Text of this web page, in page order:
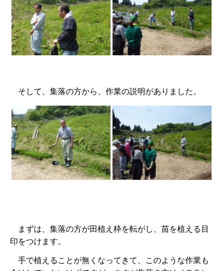
そして、集落の方から、作業の説明がありました。
まずは、集落の方が田植え枠を転がし、苗を植える目
印をつけます。
手で植えることが無くなってきて、このような作業も